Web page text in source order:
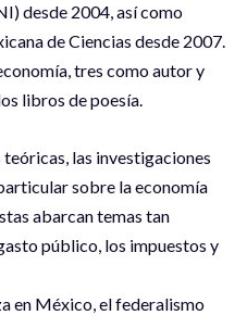
desde 2004, así como
de Ciencias desde 2007.
tres como autor y
libros de poesía.
las investigaciones
sobre la economía
abarcan temas tan
público, los impuestos y
en México, el federalismo